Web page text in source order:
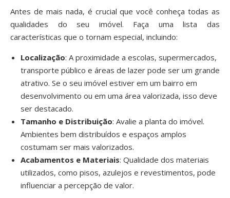
Antes de mais nada, é crucial que você conheça todas as
qualidades do seu imóvel. Faça uma lista das
características que o tornam especial, incluindo:
Localização: A proximidade a escolas, supermercados,
transporte público e áreas de lazer pode ser um grande
atrativo. Se o seu imóvel estiver em um bairro em
desenvolvimento ou em uma área valorizada, isso deve
ser destacado.
Tamanho e Distribuição: Avalie a planta do imóvel.
Ambientes bem distribuídos e espaços amplos
costumam ser mais valorizados.
Acabamentos e Materiais: Qualidade dos materiais
utilizados, como pisos, azulejos e revestimentos, pode
influenciar a percepção de valor.